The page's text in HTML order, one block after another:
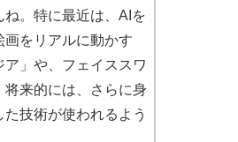
。特に最近は、AIを
をリアルに動かす
ア」や、フェイススワ
将来的には、さらに身
技術が使われるよう